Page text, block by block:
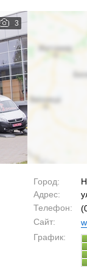
3
Город:
Адрес:
Телефон:
Сайт:
График: